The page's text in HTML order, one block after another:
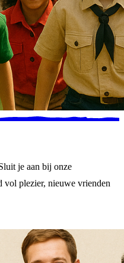
je aan bij onze
vol plezier, nieuwe vrienden